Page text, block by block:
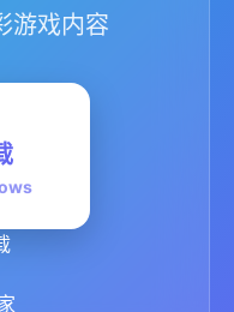
游戏内容